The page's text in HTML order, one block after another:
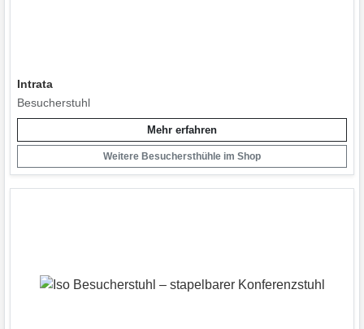
Intrata
Besucherstuhl
Mehr erfahren
Weitere Besuchersthühle im Shop